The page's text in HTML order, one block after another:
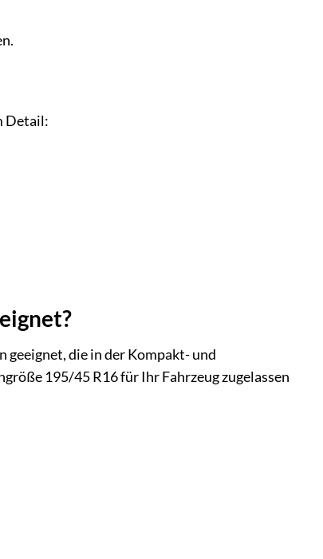
Detail:
geeignet, die in der Kompakt- und
195/45 R16 für Ihr Fahrzeug zugelassen